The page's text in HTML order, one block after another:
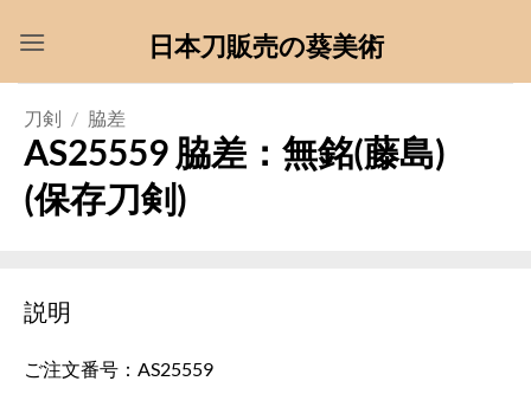
日本刀販売の葵美術
刀剣 / 脇差
AS25559 脇差：無銘(藤島)
(保存刀剣)
説明
ご注文番号：AS25559